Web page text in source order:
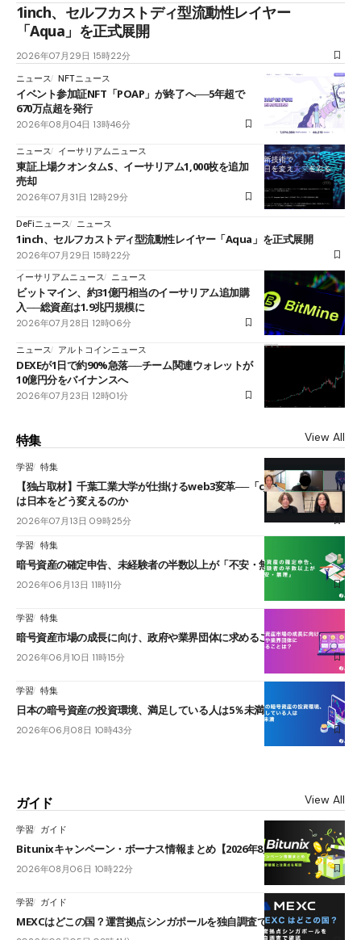
1inch、セルフカストディ型流動性レイヤー
「Aqua」を正式展開
2026年07月29日 15時22分
ニュース NFTニュース
イベント参加証NFT「POAP」が終了へ──5年超で
670万点超を発行
2026年08月04日 13時46分
ニュース イーサリアムニュース
東証上場クオンタムS、イーサリアム1,000枚を追加
売却
2026年07月31日 12時29分
DeFiニュース ニュース
1inch、セルフカストディ型流動性レイヤー「Aqua」を正式展開
2026年07月29日 15時22分
イーサリアムニュース
ニュース
ビットマイン、約31億円相当のイーサリアム追加購
入──総資産は1.9兆円規模に
2026年07月28日 12時06分
ニュース アルトコインニュース
DEXEが1日で約90%急落──チーム関連ウォレットが
10億円分をバイナンスへ
2026年07月23日 12時01分
特集 View All
学習 特集
【独占取材】千葉工業大学が仕掛けるweb3変革──「cJPY」とAIの融合
は日本をどう変えるのか
2026年07月13日 09時25分
学習 特集
暗号資産の確定申告、未経験者の半数以上が「不安・無理」
2026年06月13日 11時11分
学習 特集
暗号資産市場の成長に向け、政府や業界団体に求めることは？
2026年06月10日 11時15分
学習 特集
日本の暗号資産の投資環境、満足している人は5％未満
2026年06月08日 10時43分
ガイド View All
学習 ガイド
Bitunixキャンペーン・ボーナス情報まとめ【2026年8月最新】
2026年08月06日 10時22分
学習 ガイド
MEXCはどこの国？運営拠点シンガポールを独自調査で確認